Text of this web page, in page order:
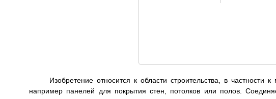
Изобретение относится к области строительства, в
например панелей для покрытия стен, потолков или полов.